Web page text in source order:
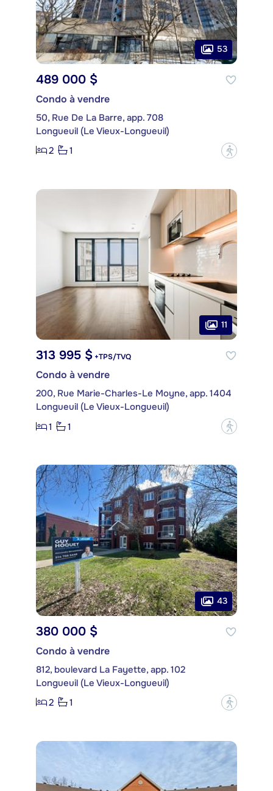
53
489 000 $
Condo à vendre
50, Rue De La Barre, app. 708
Longueuil (Le Vieux-Longueuil)
2
1 ?
11
313 995 $ +TPS/TVQ
Condo à vendre
200, Rue Marie-Charles-Le Moyne, app. 1404
Longueuil (Le Vieux-Longueuil)
1
1 ?
43
380 000 $
Condo à vendre
812, boulevard La Fayette, app. 102
Longueuil (Le Vieux-Longueuil)
2
1 ?